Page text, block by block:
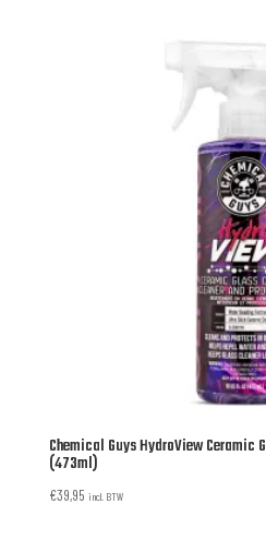
Chemical Guys HydroView Ceramic
(473ml)
€39,95 incl. BTW